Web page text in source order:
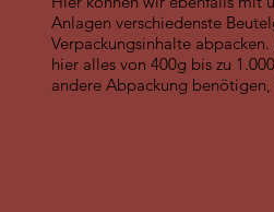
Anlagen verschiedenste
Verpackungsinhalte
hier alles von 400g bis zu
andere Abpackung benötigen,